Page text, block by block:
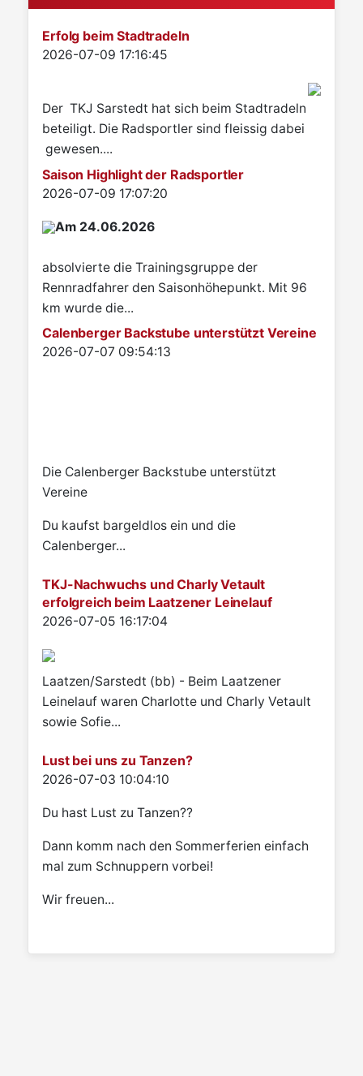
Erfolg beim Stadtradeln
Details
2026-07-09 17:16:45
Der TKJ Sarstedt hat sich beim Stadtradeln
beteiligt. Die Radsportler sind fleissig dabei
gewesen....
Saison Highlight der Radsportler
Details
2026-07-09 17:07:20
Am 24.06.2026
absolvierte die Trainingsgruppe der
Rennradfahrer den Saisonhöhepunkt. Mit 96
km wurde die...
Calenberger Backstube unterstützt Vereine
Details
2026-07-07 09:54:13
Die Calenberger Backstube unterstützt
Vereine
Du kaufst bargeldlos ein und die
Calenberger...
TKJ-Nachwuchs und Charly Vetault
erfolgreich beim Laatzener Leinelauf
Details
2026-07-05 16:17:04
Laatzen/Sarstedt (bb) - Beim Laatzener
Leinelauf waren Charlotte und Charly Vetault
sowie Sofie...
Lust bei uns zu Tanzen?
Details
2026-07-03 10:04:10
Du hast Lust zu Tanzen??
Dann komm nach den Sommerferien einfach
mal zum Schnuppern vorbei!
Wir freuen...